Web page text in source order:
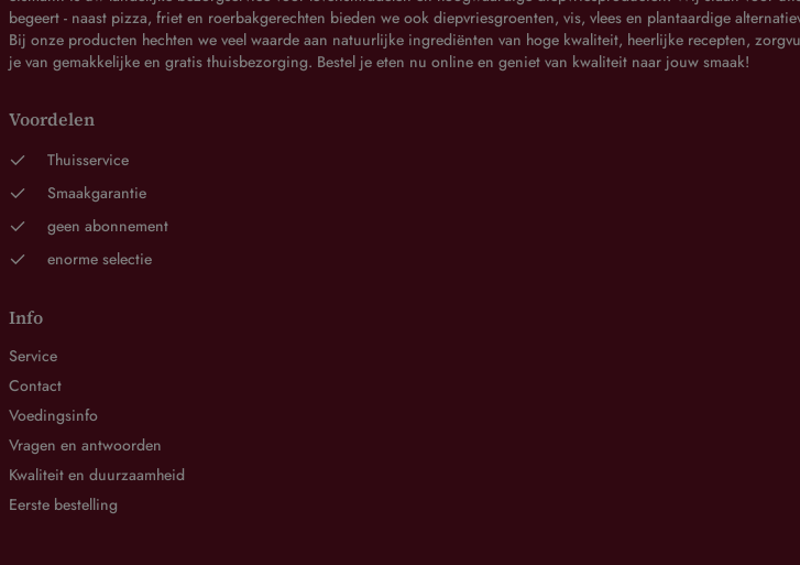
begeert - naast pizza, friet en roerbakgerechten bieden we ook diepvriesgroenten, vis, vlees en plantaardige
Bij onze producten hechten we veel waarde aan natuurlijke ingrediënten van hoge kwaliteit, heerlijke recepten,
je van gemakkelijke en gratis thuisbezorging. Bestel je eten nu online en geniet van kwaliteit naar jouw smaak!
Voordelen
Thuisservice
Smaakgarantie
geen abonnement
enorme selectie
Info
Service
Contact
Voedingsinfo
Vragen en antwoorden
Kwaliteit en duurzaamheid
Eerste bestelling